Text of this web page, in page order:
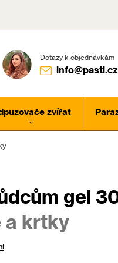
info@pasti.cz
zvířat
gel
a krtky